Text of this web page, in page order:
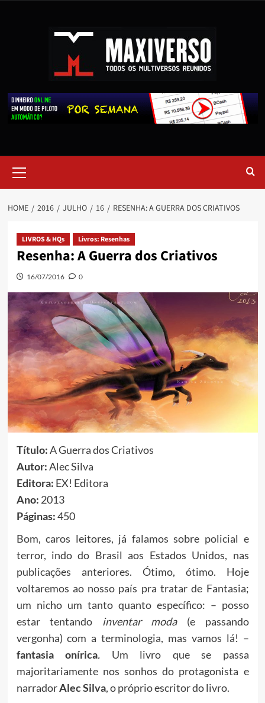
HOME 2016 JULHO 16 RESENHA: A GUERRA DOS CRIATIVOS
LIVROS & HQs Livros: Resenhas
Resenha: A Guerra dos Criativos
16/07/2016 0
Título:A Guerra dos Criativos
Autor:Alec Silva
Editora: EX! Editora
Ano: 2013
Páginas:450
Bom, caros leitores, já falamos sobre policial e
terror, indo do Brasil aos Estados Unidos, nas
publicações anteriores. Ótimo, ótimo. Hoje
voltaremos ao nosso país pra tratar de Fantasia;
um nicho um tanto quanto específico: – posso
estar tentando inventar moda (e passando
vergonha) com a terminologia, mas vamos lá! –
fantasia onírica. Um livro que se passa
majoritariamente nos sonhos do protagonista e
narradorAlec Silva, o próprio escritor do livro.